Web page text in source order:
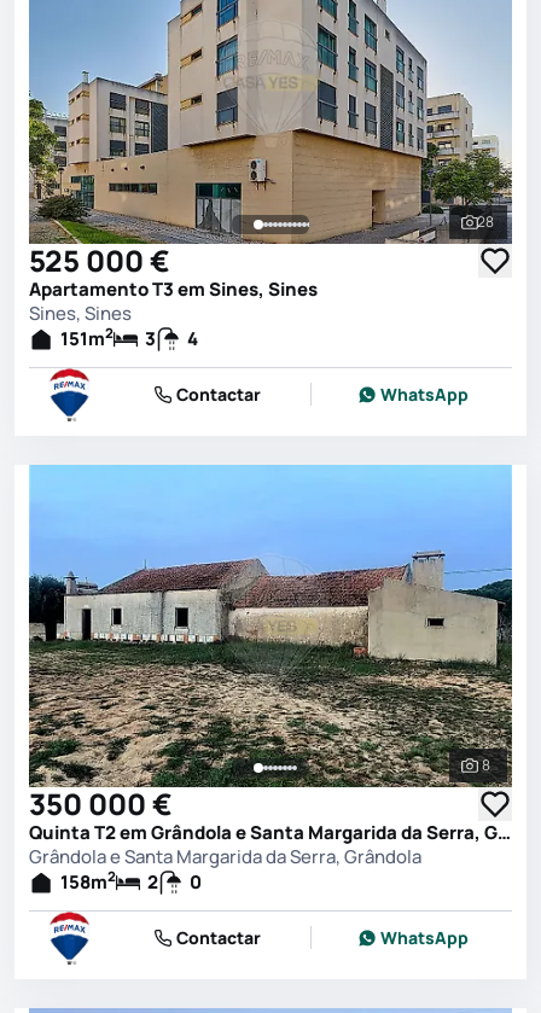
Ver
28
525 000 €
Apartamento T3 em Sines, Sines
Sines, Sines
151m2 3 4
Contactar WhatsApp
Ver
8
350 000 €
Quinta T2 em Grândola e Santa Margarida da Serra, Grândola
Grândola e Santa Margarida da Serra, Grândola
158m2 2 0
Contactar WhatsApp